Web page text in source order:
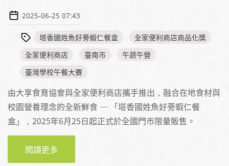
2025-06-25 07:43
塔香國姓魚好蒡蝦仁餐盒
全家便利商店商品化獎
全家便利商店
臺南市
午蔬午營
臺灣學校午餐大賽
由大享食育協會與全家便利商店攜手推出，融合在地食材與
校園營養理念的全新鮮食 — 「塔香國姓魚好蒡蝦仁餐
盒」，2025年6月25日起正式於全國門市限量販售。
閱讀更多
魚好蒡蝦仁餐盒」6月25日全國全家限量上市